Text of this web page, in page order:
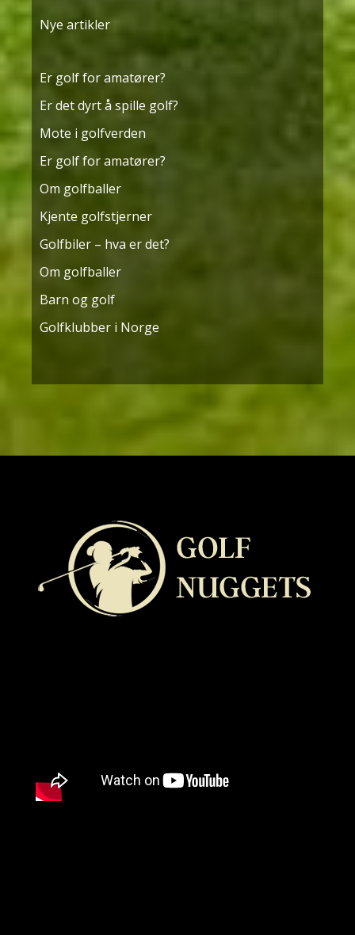
Nye artikler
Er golf for amatører?
Er det dyrt å spille golf?
Mote i golfverden
Er golf for amatører?
Om golfballer
Kjente golfstjerner
Golfbiler – hva er det?
Om golfballer
Barn og golf
Golfklubber i Norge